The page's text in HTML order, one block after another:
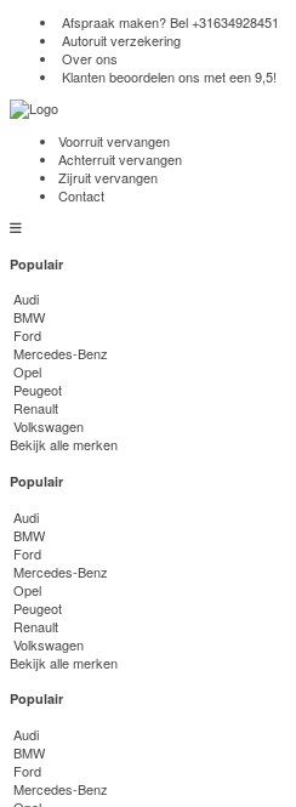
Afspraak maken? Bel+31634928451
Autoruit verzekering
Over ons
Klanten beoordelen ons met een 9,5!
Voorruit vervangen
Achterruit vervangen
Zijruit vervangen
Contact
Populair
Audi
BMW
Ford
Mercedes-Benz
Opel
Peugeot
Renault
Volkswagen
Bekijk alle merken
Populair
Audi
BMW
Ford
Mercedes-Benz
Opel
Peugeot
Renault
Volkswagen
Bekijk alle merken
Populair
Audi
BMW
Ford
Mercedes-Benz